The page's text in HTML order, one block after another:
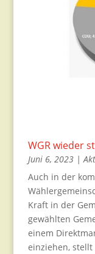
WGR wieder
Juni 6, 2023 |
Auch in der
Kraft in der
gewählten
einem
einziehen, stellt